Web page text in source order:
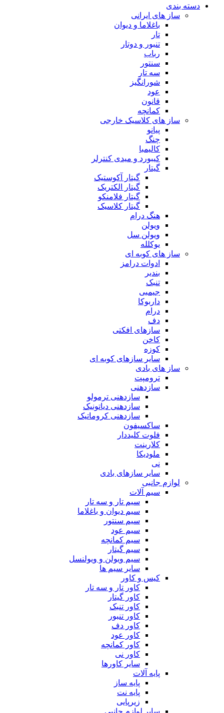
دسته بندی
ساز های ایرانی
باغلاما و دیوان
تار
تنبور و دوتار
رباب
سنتور
سه تار
شورانگیز
عود
قانون
کمانچه
ساز های کلاسیک خارجی
پیانو
چنگ
کالیمبا
کیبورد و میدی کنترلر
گیتار
گیتار آکوستیک
گیتار الکتریک
گیتار فلامنکو
گیتار کلاسیک
هنگ درام
ویولن
ویولن سل
یوکلله
ساز های کوبه ای
ادوات درامز
بندیر
تنبک
جیمبی
داربوکا
درام
دف
سازهای افکتی
کاخن
کوزه
سایر سازهای کوبه ای
ساز های بادی
ترومپت
سازدهنی
سازدهنی ترمولو
سازدهنی دیاتونیک
سازدهنی کروماتیک
ساکسیفون
فلوت کلیددار
کلارینت
ملودیکا
نی
سایر سازهای بادی
لوازم جانبی
سیم آلات
سیم تار و سه تار
سیم دیوان و باغلاما
سیم سنتور
سیم عود
سیم کمانچه
سیم گیتار
سیم ویولن و ویولنسل
سایر سیم ها
کیس و کاور
کاور تار و سه تار
کاور گیتار
کاور تنبک
کاور تنبور
کاور دف
کاور عود
کاور کمانچه
کاور نی
سایر کاورها
پایه آلات
پایه ساز
پایه نت
زیرپایی
سایر لوازم جانبی